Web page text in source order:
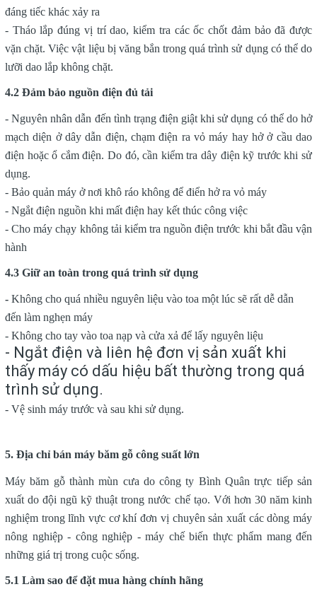
đáng tiếc khác xảy ra
- Tháo lắp đúng vị trí dao, kiểm tra các ốc chốt đảm bảo đã được
vặn chặt. Việc vật liệu bị văng bắn trong quá trình sử dụng có thể do
lưỡi dao lắp không chặt.
4.2 Đảm bảo nguồn điện đủ tải
- Nguyên nhân dẫn đến tình trạng điện giật khi sử dụng có thể do hở
mạch diện ở dây dẫn điện, chạm điện ra vỏ máy hay hở ở cầu dao
điện hoặc ổ cắm điện. Do đó, cần kiểm tra dây điện kỹ trước khi sử
dụng.
- Bảo quản máy ở nơi khô ráo không để điển hở ra vỏ máy
- Ngắt điện nguồn khi mất điện hay kết thúc công việc
- Cho máy chạy không tải kiểm tra nguồn điện trước khi bắt đầu vận
hành
4.3 Giữ an toàn trong quá trình sử dụng
- Không cho quá nhiều nguyên liệu vào toa một lúc sẽ rất dễ dẫn
đến làm nghẹn máy
- Không cho tay vào toa nạp và cửa xả để lấy nguyên liệu
- Ngắt điện và liên hệ đơn vị sản xuất khi
thấy máy có dấu hiệu bất thường trong quá
trình sử dụng.
- Vệ sinh máy trước và sau khi sử dụng.
5. Địa chỉ bán máy băm gỗ công suất lớn
Máy băm gỗ thành mùn cưa do công ty Bình Quân trực tiếp sản
xuất do đội ngũ kỹ thuật trong nước chế tạo. Với hơn 30 năm kinh
nghiệm trong lĩnh vực cơ khí đơn vị chuyên sản xuất các dòng máy
nông nghiệp - công nghiệp - máy chế biến thực phẩm mang đến
những giá trị trong cuộc sống.
5.1 Làm sao để đặt mua hàng chính hãng